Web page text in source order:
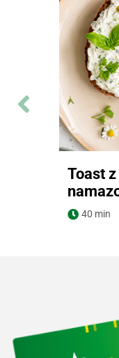
Toast
40 min